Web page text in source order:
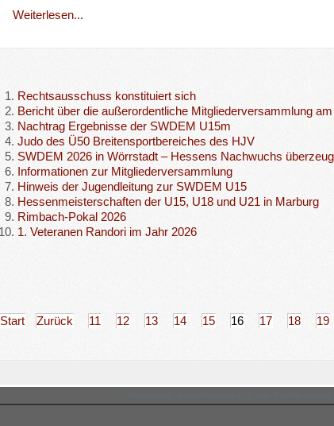
Weiterlesen...
Rechtsausschuss konstituiert sich
Bericht über die außerordentliche Mitgliederversammlung
Nachtrag Ergebnisse der SWDEM U15m
Judo des Ü50 Breitensportbereiches des HJV
SWDEM 2026 in Wörrstadt – Hessens Nachwuchs
Informationen zur Mitgliederversammlung
Hinweis der Jugendleitung zur SWDEM U15
Hessenmeisterschaften der U15, U18 und U21 in Marburg
Rimbach-Pokal 2026
1. Veteranen Randori im Jahr 2026
Start Zurück 11 12 13 14 15 16 17 18 19